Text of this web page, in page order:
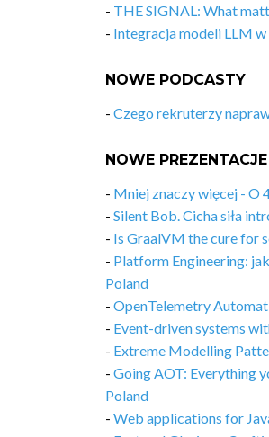
- THE SIGNAL: What
- Integracja modeli LLM
NOWE PODCASTY
- Czego rekruterzy
NOWE PREZENTACJE
- Mniej znaczy więcej - O
- Silent Bob. Cicha siła
- Is GraalVM the cure for
- Platform Engineering:
Poland
- OpenTelemetry
- Event-driven systems
- Extreme Modelling
- Going AOT: Everything
Poland
- Web applications for